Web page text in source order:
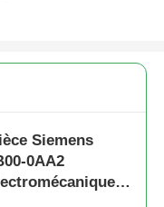
Siemens
0AA2